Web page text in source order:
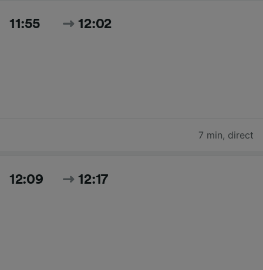
11:55 12:02
7 min, direct
12:09 12:17